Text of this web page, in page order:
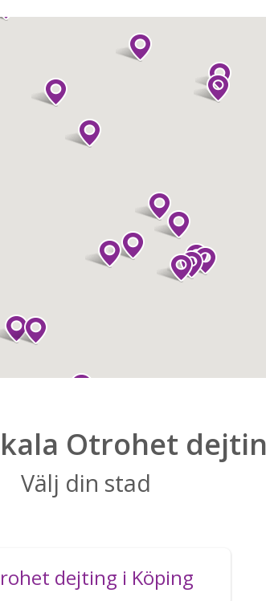
Otrohet
Välj din stad
dejting i Köping